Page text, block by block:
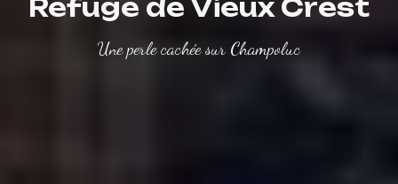
Refuge de Vieux Crest
Une perle cachée sur Champoluc